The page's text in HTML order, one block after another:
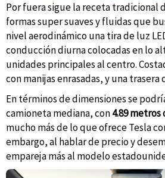
Por fuera sigue la receta tradicional
formas super suaves y fluidas que
nivel aerodinámico una tira de luz
conducción diurna colocadas en lo
unidades principales al centro.
con manijas enrasadas, y una trasera
En términos de dimensiones se
camioneta mediana, con4.89 metros
mucho más de lo que ofrece Tesla
embargo, al hablar de precio y
empareja más al modelo